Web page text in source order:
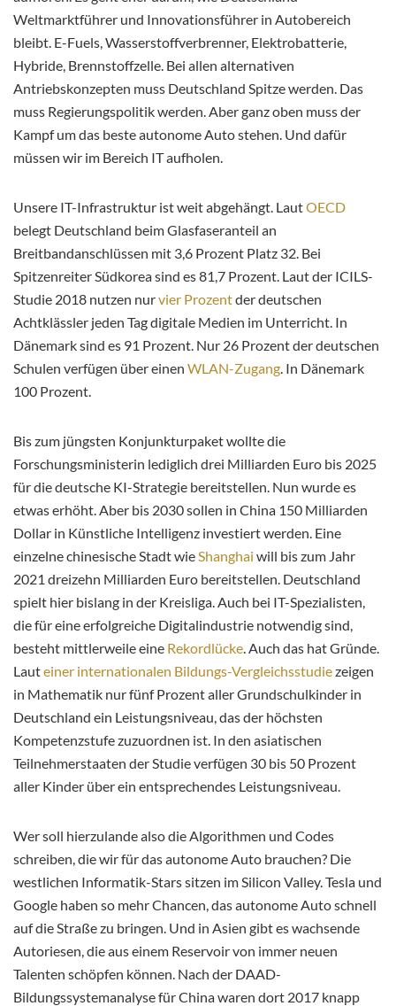
Weltmarktführer und Innovationsführer in Autobereich
bleibt. E-Fuels, Wasserstoffverbrenner, Elektrobatterie,
Hybride, Brennstoffzelle. Bei allen alternativen
Antriebskonzepten muss Deutschland Spitze werden. Das
muss Regierungspolitik werden. Aber ganz oben muss der
Kampf um das beste autonome Auto stehen. Und dafür
müssen wir im Bereich IT aufholen.
Unsere IT-Infrastruktur ist weit abgehängt. LautOECD
belegt Deutschland beim Glasfaseranteil an
Breitbandanschlüssen mit 3,6 Prozent Platz 32. Bei
Spitzenreiter Südkorea sind es 81,7 Prozent. Laut der ICILS-
Studie 2018 nutzen nurvier Prozentder deutschen
Achtklässler jeden Tag digitale Medien im Unterricht. In
Dänemark sind es 91 Prozent. Nur 26 Prozent der deutschen
Schulen verfügen über einen WLAN-Zugang . In Dänemark
100 Prozent.
Bis zum jüngsten Konjunkturpaket wollte die
Forschungsministerin lediglich drei Milliarden Euro bis 2025
für die deutsche KI-Strategie bereitstellen. Nun wurde es
etwas erhöht. Aber bis 2030 sollen in China 150 Milliarden
Dollar in Künstliche Intelligenz investiert werden. Eine
einzelne chinesische Stadt wie Shanghai will bis zum Jahr
2021 dreizehn Milliarden Euro bereitstellen. Deutschland
spielt hier bislang in der Kreisliga. Auch bei IT-Spezialisten,
die für eine erfolgreiche Digitalindustrie notwendig sind,
besteht mittlerweile eine Rekordlücke . Auch das hat Gründe.
Lauteiner internationalen Bildungs-Vergleichsstudiezeigen
in Mathematik nur fünf Prozent aller Grundschulkinder in
Deutschland ein Leistungsniveau, das der höchsten
Kompetenzstufe zuzuordnen ist. In den asiatischen
Teilnehmerstaaten der Studie verfügen 30 bis 50 Prozent
aller Kinder über ein entsprechendes Leistungsniveau.
Wer soll hierzulande also die Algorithmen und Codes
schreiben, die wir für das autonome Auto brauchen? Die
westlichen Informatik-Stars sitzen im Silicon Valley. Tesla und
Google haben so mehr Chancen, das autonome Auto schnell
auf die Straße zu bringen. Und in Asien gibt es wachsende
Autoriesen, die aus einem Reservoir von immer neuen
Talenten schöpfen können. Nach der DAAD-
Bildungssystemanalyse für China waren dort 2017 knapp